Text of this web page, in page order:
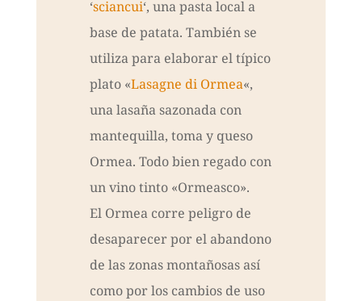
‘sciancui‘, una pasta local a
base de patata. También se
utiliza para elaborar el típico
plato «Lasagne di Ormea«,
una lasaña sazonada con
mantequilla, toma y queso
Ormea. Todo bien regado con
un vino tinto «Ormeasco».
El Ormea corre peligro de
desaparecer por el abandono
de las zonas montañosas así
como por los cambios de uso